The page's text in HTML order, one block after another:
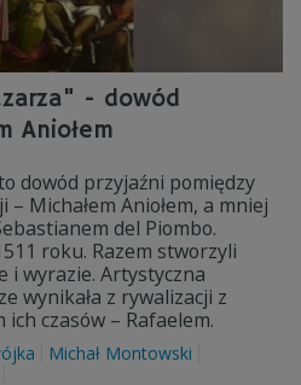
- dowód
Aniołem
dowód przyjaźni pomiędzy
Michałem Aniołem, a mniej
del Piombo.
roku. Razem stworzyli
i wyrazie. Artystyczna
wynikała z rywalizacji z
czasów – Rafaelem.
Michał Montowski